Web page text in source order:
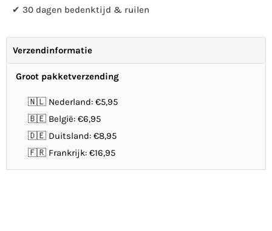
✔ 30 dagen bedenktijd & ruilen
Verzendinformatie
Groot pakketverzending
🇳🇱 Nederland: €5,95
🇧🇪 België: €6,95
🇩🇪 Duitsland: €8,95
🇫🇷 Frankrijk: €16,95